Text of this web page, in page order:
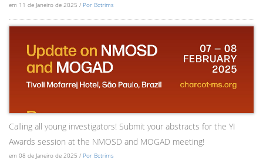
em 11 de Janeiro de 2025 / Por Bctrims
Calling all young investigators! Submit your abstracts for the YI
Awards session at the NMOSD and MOGAD meeting!
em 08 de Janeiro de 2025 / Por Bctrims